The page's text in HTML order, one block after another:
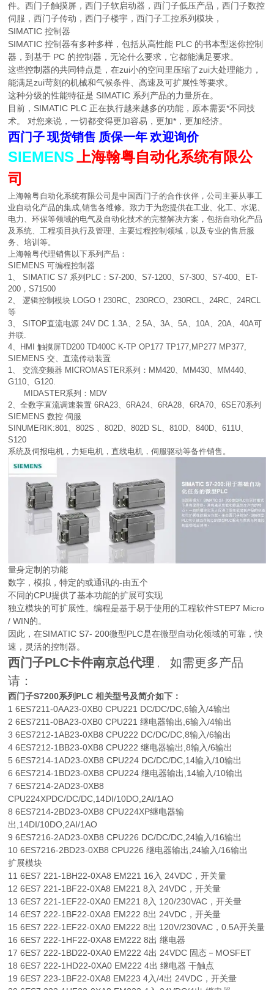
件。西门子触摸屏，西门子软启动器，西门子低压产品，西门子数控
伺服，西门子传动，西门子楼宇，西门子工控系列模块，
SIMATIC 控制器
SIMATIC 控制器有多种多样，包括从高性能 PLC 的书本型迷你控制
器，到基于 PC 的控制器，无论什么要求，它都能满足要求。
这些控制器的共同特点是，在zui小的空间里压缩了zui大处理能力，
能满足zui苛刻的机械和气候条件、高速及可扩展性等要求。
这种分级的性能特征是 SIMATIC 系列产品的力量所在。
目前，SIMATIC PLC 正在执行越来越多的功能，原本需要*不同技
术。 对您来说，一切都变得更加容易，更加*，更加经济。
西门子 现货销售 质保一年 欢迎询价
SIEMENS 上海翰粤自动化系统有限公
司
上海翰粤自动化系统有限公司是中国西门子的合作伙伴，公司主要从事工
业自动化产品的集成,销售各维修。致力于为您提供在工业、化工、水泥、
电力、环保等领域的电气及自动化技术的完整解决方案，包括自动化产品
及系统、工程项目执行及管理、主要过程控制领域，以及专业的售后服
务、培训等。
上海翰粤代理销售以下系列产品：
SIEMENS 可编程控制器
1、 SIMATIC S7 系列PLC：S7-200、S7-1200、S7-300、S7-400、ET-
200，S71500
2、 逻辑控制模块 LOGO！230RC、230RCO、230RCL、24RC、24RCL
等
3、 SITOP直流电源 24V DC 1.3A、2.5A、3A、5A、10A、20A、40A可
并联.
4、HMI 触摸屏TD200 TD400C K-TP OP177 TP177,MP277 MP377,
SIEMENS 交、直流传动装置
1、 交流变频器 MICROMASTER系列：MM420、MM430、MM440、
G110、G120.
MIDASTER系列：MDV
2、全数字直流调速装置 6RA23、6RA24、6RA28、6RA70、6SE70系列
SIEMENS 数控 伺服
SINUMERIK:801、802S 、802D、802D SL、810D、840D、611U、
S120
系统及伺报电机，力矩电机，直线电机，伺服驱动等备件销售。
量身定制的功能
数字，模拟，特定的或通讯的-由五个
不同的CPU提供了基本功能的扩展可实现
独立模块的可扩展性。编程是基于易于使用的工程软件STEP7 Micro
/ WIN的。
因此，在SIMATIC S7- 200微型PLC是在微型自动化领域的可靠，快
速，灵活的控制器。
西门子PLC卡件南京总代理 ，
如需更多产品
请：
西门子S7200系列PLC 相关型号及简介如下：
1 6ES7211-0AA23-0XB0 CPU221 DC/DC/DC,6输入/4输出
2 6ES7211-0BA23-0XB0 CPU221 继电器输出,6输入/4输出
3 6ES7212-1AB23-0XB8 CPU222 DC/DC/DC,8输入/6输出
4 6ES7212-1BB23-0XB8 CPU222 继电器输出,8输入/6输出
5 6ES7214-1AD23-0XB8 CPU224 DC/DC/DC,14输入/10输出
6 6ES7214-1BD23-0XB8 CPU224 继电器输出,14输入/10输出
7 6ES7214-2AD23-0XB8
CPU224XPDC/DC/DC,14DI/10DO,2AI/1AO
8 6ES7214-2BD23-0XB8 CPU224XP继电器输
出,14DI/10DO,2AI/1AO
9 6ES7216-2AD23-0XB8 CPU226 DC/DC/DC,24输入/16输出
10 6ES7216-2BD23-0XB8 CPU226 继电器输出,24输入/16输出
扩展模块
11 6ES7 221-1BH22-0XA8 EM221 16入 24VDC，开关量
12 6ES7 221-1BF22-0XA8 EM221 8入 24VDC，开关量
13 6ES7 221-1EF22-0XA0 EM221 8入 120/230VAC，开关量
14 6ES7 222-1BF22-0XA8 EM222 8出 24VDC，开关量
15 6ES7 222-1EF22-0XA0 EM222 8出 120V/230VAC，0.5A开关量
16 6ES7 222-1HF22-0XA8 EM222 8出 继电器
17 6ES7 222-1BD22-0XA0 EM222 4出 24VDC 固态－MOSFET
18 6ES7 222-1HD22-0XA0 EM222 4出 继电器 干触点
19 6ES7 223-1BF22-0XA8 EM223 4入/4出 24VDC，开关量